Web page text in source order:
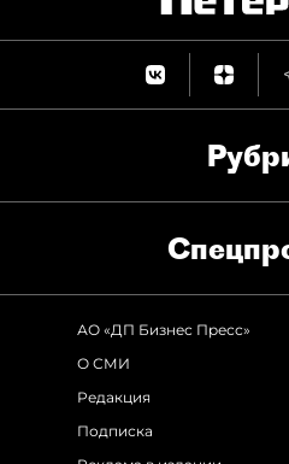
АО «ДП Бизнес Пресс»
О СМИ
Редакция
Подписка